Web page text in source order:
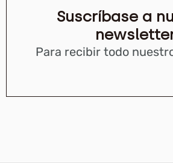
Suscríbase a
Para recibir todo